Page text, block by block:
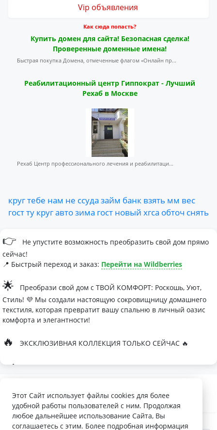
Vip объявления
Как сюда попасть?
Купить домен для сайта! Безопасная сделка!
Проверенные доменные имена!
Быстрая покупка Домена, отмеченные флагом «Онлайн пр...
Реабилитационный центр Гиппократ - Лучший
Рехаб в Москве
Рехаб Центр профессионального лечения и реабилитаци...
кругтебе нам не ссуда займ банк взять мм вес
гостту кругавтозима гост новый хгса обточ снять
👉
Не упустите возможность преобразить свой дом прямо
сейчас!
📍 Быстрый переход и заказ: Перейти на Wildberries
🌟
Преобрази свой дом с ТВОЙ КОМФОРТ: Роскошь, Уют,
Стиль! 💜 Мы создали настоящую сокровищницу домашнего
текстиля, которая превратит вашу спальню в личный оазис
комфорта и элегантности!
🔥 ЭКСКЛЮЗИВНАЯ КОЛЛЕКЦИЯ ТОЛЬКО СЕЙЧАС 🔥
🛏
Палитра изысканных оттенков:
- Темно-серый для минималистичных интерьеров
- Сиреневый для романтичных натур
Этот Сайт использует файлы cookies для более
удобной работы пользователей с ним. Продолжая
любое дальнейшее использование Сайта, Вы
соглашаетесь с этим. Более подробная информация